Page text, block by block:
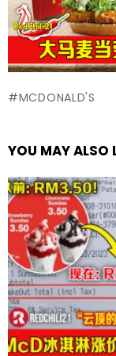
MCDONALD'S
YOU MAY ALSO